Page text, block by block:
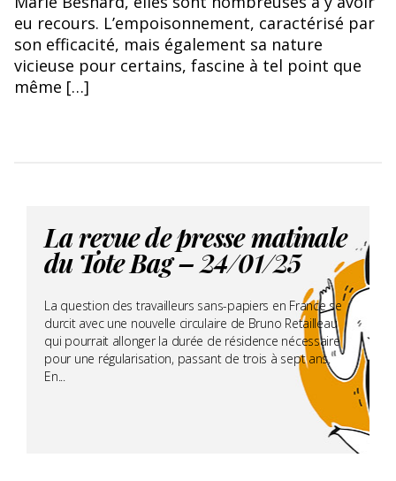
eu recours. L’empoisonnement, caractérisé par
son efficacité, mais également sa nature
vicieuse pour certains, fascine à tel point que
même […]
La revue de presse matinale
du Tote Bag – 24/01/25
La question des travailleurs sans-papiers en France se
durcit avec une nouvelle circulaire de Bruno Retailleau
qui pourrait allonger la durée de résidence nécessaire
pour une régularisation, passant de trois à sept ans.
En...